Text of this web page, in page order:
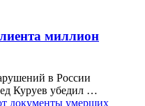
миллион
в России
Куруев убедил …